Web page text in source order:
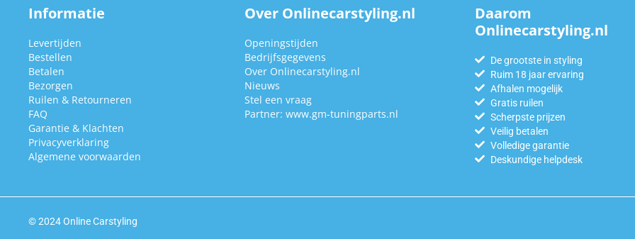
Informatie
Levertijden
Bestellen
Betalen
Bezorgen
Ruilen & Retourneren
FAQ
Garantie & Klachten
Privacyverklaring
Algemene voorwaarden
Over Onlinecarstyling.nl
Openingstijden
Bedrijfsgegevens
Over Onlinecarstyling.nl
Nieuws
Stel een vraag
Partner: www.gm-tuningparts.nl
Daarom
Onlinecarstyling.nl
De grootste in styling
Ruim 18 jaar ervaring
Afhalen mogelijk
Gratis ruilen
Scherpste prijzen
Veilig betalen
Volledige garantie
Deskundige helpdesk
© 2024 Online Carstyling